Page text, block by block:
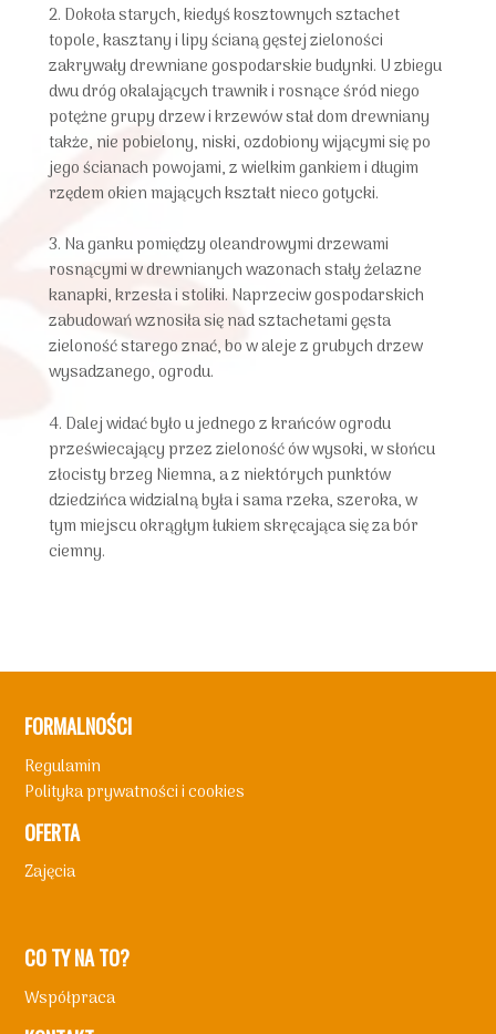
2. Dokoła starych, kiedyś kosztownych sztachet
topole, kasztany i lipy ścianą gęstej zieloności
zakrywały drewniane gospodarskie budynki. U zbiegu
dwu dróg okalających trawnik i rosnące śród niego
potężne grupy drzew i krzewów stał dom drewniany
także, nie pobielony, niski, ozdobiony wijącymi się po
jego ścianach powojami, z wielkim gankiem i długim
rzędem okien mających kształt nieco gotycki.
3. Na ganku pomiędzy oleandrowymi drzewami
rosnącymi w drewnianych wazonach stały żelazne
kanapki, krzesła i stoliki. Naprzeciw gospodarskich
zabudowań wznosiła się nad sztachetami gęsta
zieloność starego znać, bo w aleje z grubych drzew
wysadzanego, ogrodu.
4. Dalej widać było u jednego z krańców ogrodu
przeświecający przez zieloność ów wysoki, w słońcu
złocisty brzeg Niemna, a z niektórych punktów
dziedzińca widzialną była i sama rzeka, szeroka, w
tym miejscu okrągłym łukiem skręcająca się za bór
ciemny.
FORMALNOŚCI
Regulamin
Polityka prywatności i cookies
OFERTA
Zajęcia
CO TY NA TO?
Współpraca